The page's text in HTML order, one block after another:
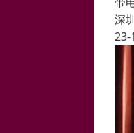
深
23-